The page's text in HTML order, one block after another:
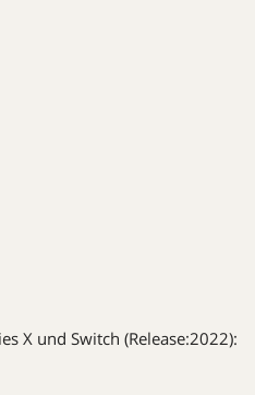
X und Switch (Release:2022):